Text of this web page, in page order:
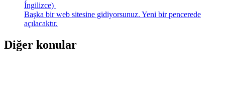
Íngilizce)
Başka bir web sitesine gidiyorsunuz. Yeni bir pencerede
açılacaktır.
Diğer konular